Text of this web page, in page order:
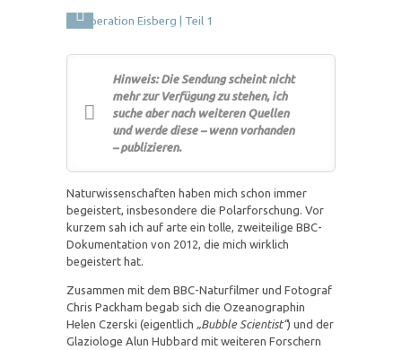
Hinweis: Die Sendung scheint nicht
mehr zur Verfügung zu stehen, ich
suche aber nach weiteren Quellen
und werde diese – wenn vorhanden
– publizieren.
Naturwissenschaften haben mich schon immer
begeistert, insbesondere die Polarforschung. Vor
kurzem sah ich auf arte ein tolle, zweiteilige BBC-
Dokumentation von 2012, die mich wirklich
begeistert hat.
Zusammen mit dem BBC-Naturfilmer und Fotograf
Chris Packham begab sich die Ozeanographin
Helen Czerski (eigentlich „Bubble Scientist“) und der
Glaziologe Alun Hubbard mit weiteren Forschern